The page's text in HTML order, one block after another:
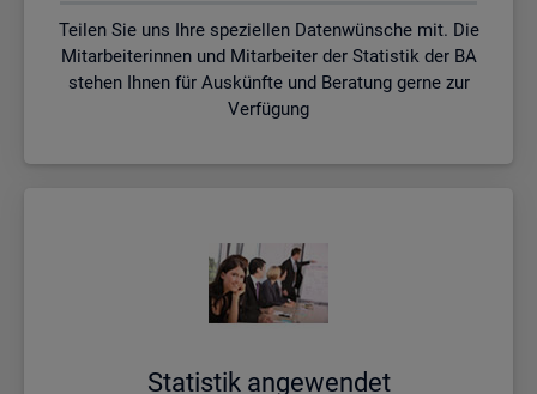
Teilen Sie uns Ihre speziellen Datenwünsche mit. Die
Mitarbeiterinnen und Mitarbeiter der Statistik der BA
stehen Ihnen für Auskünfte und Beratung gerne zur
Verfügung
Sta­tis­tik an­ge­wen­det